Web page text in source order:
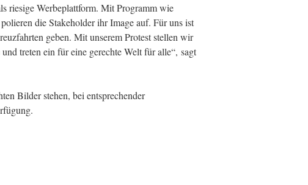
riesige Werbeplattform. Mit Programm wie
die Stakeholder ihr Image auf. Für uns ist
geben. Mit unserem Protest stellen wir
treten ein für eine gerechte Welt für alle“, sagt
Bilder stehen, bei entsprechender